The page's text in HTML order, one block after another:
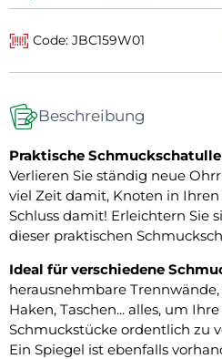
Code: JBC159W01
Beschreibung
Praktische
Verlieren Sie ständig neue
viel Zeit damit, Knoten in
Schluss damit! Erleichtern Sie
dieser praktischen
Ideal für verschiedene
herausnehmbare
Haken, Taschen... alles, um
Schmuckstücke ordentlich zu
Ein Spiegel ist ebenfalls